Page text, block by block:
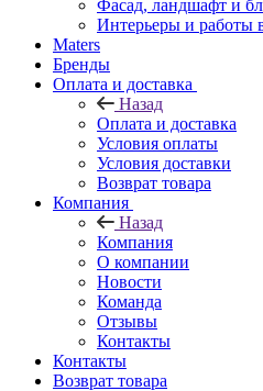
Фасад, ландшафт и
Интерьеры и работы
Maters
Бренды
Оплата и доставка
Назад
Оплата и доставка
Условия оплаты
Условия доставки
Возврат товара
Компания
Назад
Компания
О компании
Новости
Команда
Отзывы
Контакты
Контакты
Возврат товара